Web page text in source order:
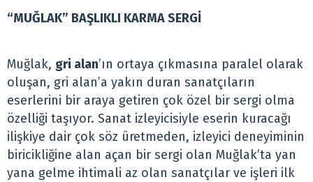
“MUĞLAK” BAŞLIKLI KARMA SERGİ
Muğlak, gri alan’ın ortaya çıkmasına paralel olarak
oluşan, gri alan’a yakın duran sanatçıların
eserlerini bir araya getiren çok özel bir sergi olma
özelliği taşıyor. Sanat izleyicisiyle eserin kuracağı
ilişkiye dair çok söz üretmeden, izleyici deneyiminin
biricikliğine alan açan bir sergi olan Muğlak’ta yan
yana gelme ihtimali az olan sanatçılar ve işleri ilk